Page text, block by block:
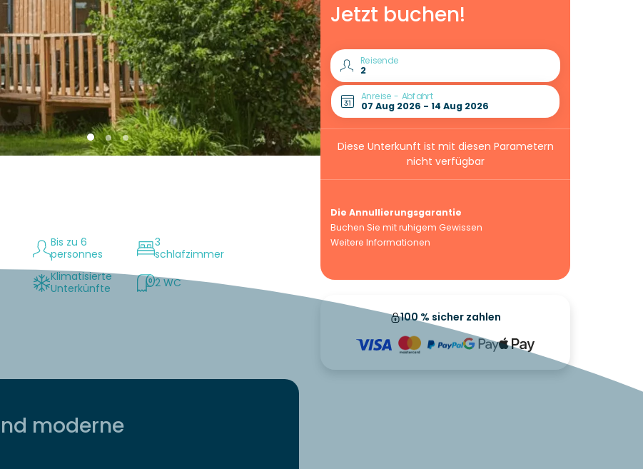
Jetzt buchen!
Reisende
Anreise - Abfahrt
Diese Unterkunft ist mit diesen Parametern
nicht verfügbar
Die Annullierungsgarantie
Buchen Sie mit ruhigem Gewissen
Weitere Informationen
100 % sicher zahlen
Bis zu 6
personnes
3
schlafzimmer
Klimatisierte
Unterkünfte
2 WC
moderne